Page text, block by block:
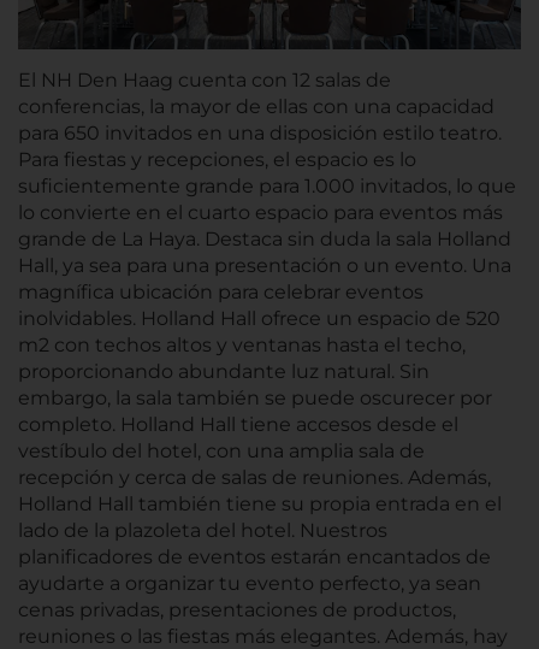
El NH Den Haag cuenta con 12 salas de
conferencias, la mayor de ellas con una capacidad
para 650 invitados en una disposición estilo teatro.
Para fiestas y recepciones, el espacio es lo
suficientemente grande para 1.000 invitados, lo que
lo convierte en el cuarto espacio para eventos más
grande de La Haya. Destaca sin duda la sala Holland
Hall, ya sea para una presentación o un evento. Una
magnífica ubicación para celebrar eventos
inolvidables. Holland Hall ofrece un espacio de 520
m2 con techos altos y ventanas hasta el techo,
proporcionando abundante luz natural. Sin
embargo, la sala también se puede oscurecer por
completo. Holland Hall tiene accesos desde el
vestíbulo del hotel, con una amplia sala de
recepción y cerca de salas de reuniones. Además,
Holland Hall también tiene su propia entrada en el
lado de la plazoleta del hotel. Nuestros
planificadores de eventos estarán encantados de
ayudarte a organizar tu evento perfecto, ya sean
cenas privadas, presentaciones de productos,
reuniones o las fiestas más elegantes. Además, hay